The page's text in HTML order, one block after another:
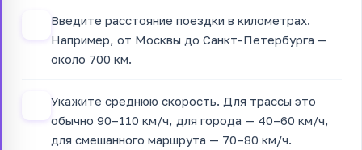
Введите расстояние поездки в километрах.
Например, от Москвы до Санкт-Петербурга —
около 700 км.
Укажите среднюю скорость. Для трассы это
обычно 90–110 км/ч, для города — 40–60 км/ч,
для смешанного маршрута — 70–80 км/ч.